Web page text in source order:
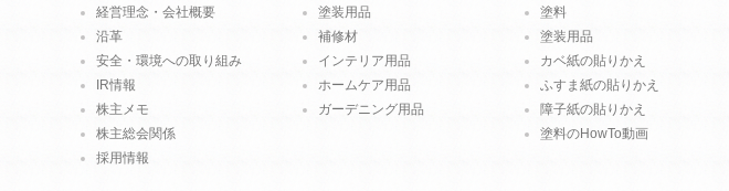
経営理念・会社概要
沿革
安全・環境への取り組み
IR情報
株主メモ
株主総会関係
採用情報
塗装用品
補修材
インテリア用品
ホームケア用品
ガーデニング用品
塗料
塗装用品
カベ紙の貼りかえ
ふすま紙の貼りかえ
障子紙の貼りかえ
塗料のHowTo動画